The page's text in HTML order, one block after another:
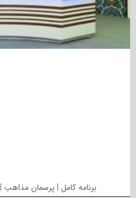
برنامه کامل | پرسمان مذاهب | ۱۴۰۵.۳.۱۸ | استاد توحیدی